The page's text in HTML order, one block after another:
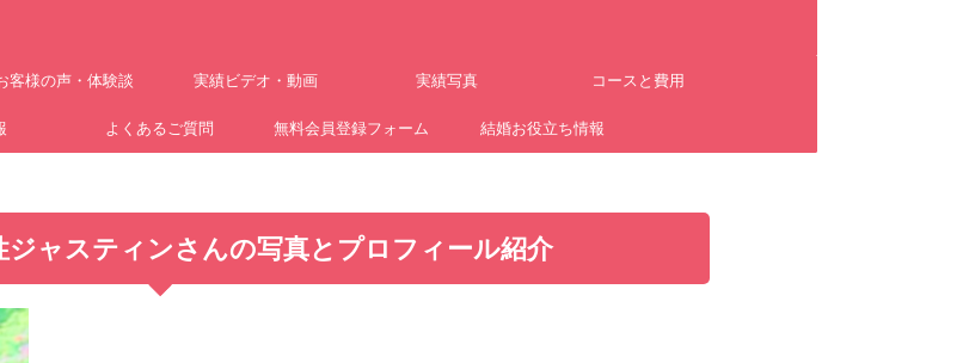
客様の声・体験談 実績ビデオ・動画 実績写真 コースと費用
よくあるご質問 無料会員登録フォーム 結婚お役立ち情報
ジャスティンさんの写真とプロフィール紹介